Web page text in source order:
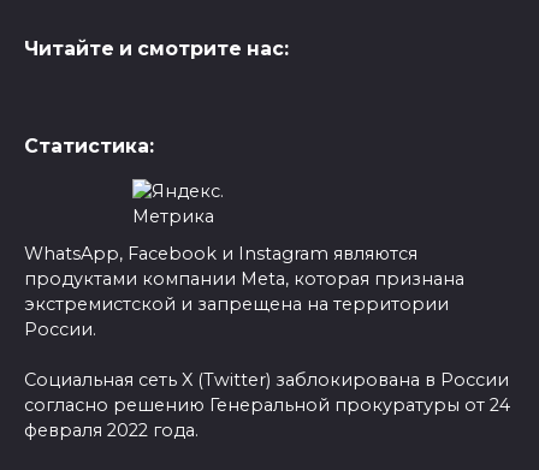
Читайте и смотрите нас:
Статистика:
WhatsApp, Facebook и Instagram являются
продуктами компании Meta, которая признана
экстремистской и запрещена на территории
России.
Социальная сеть X (Twitter) заблокирована в России
согласно решению Генеральной прокуратуры от 24
февраля 2022 года.